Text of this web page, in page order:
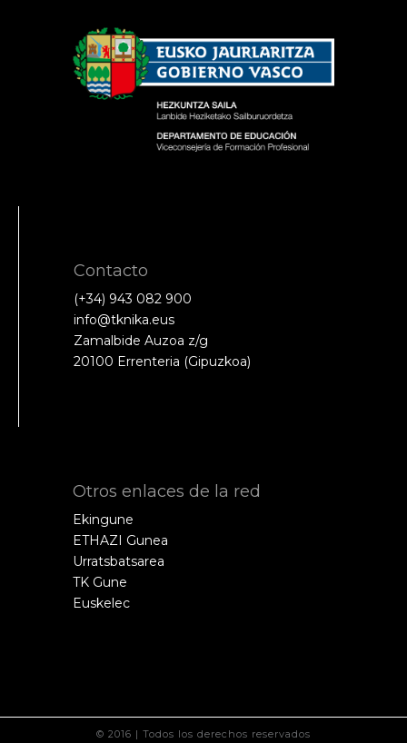
Contacto
(+34) 943 082 900
info@tknika.eus
Zamalbide Auzoa z/g
20100 Errenteria (Gipuzkoa)
Otros enlaces de la red
Ekingune
ETHAZI Gunea
Urratsbatsarea
TK Gune
Euskelec
© 2016 | Todos los derechos reservados